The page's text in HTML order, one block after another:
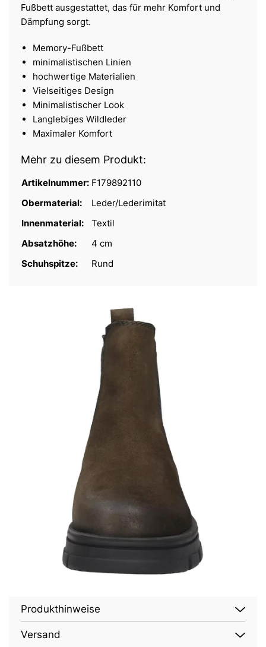
Fußbett ausgestattet, das für mehr Komfort und
Dämpfung sorgt.
Memory-Fußbett
minimalistischen Linien
hochwertige Materialien
Vielseitiges Design
Minimalistischer Look
Langlebiges Wildleder
Maximaler Komfort
Mehr zu diesem Produkt:
Artikelnummer: F179892110
Obermaterial:
Leder/Lederimitat
Innenmaterial:
Textil
Absatzhöhe:
4 cm
Schuhspitze:
Rund
Produkthinweise
Versand